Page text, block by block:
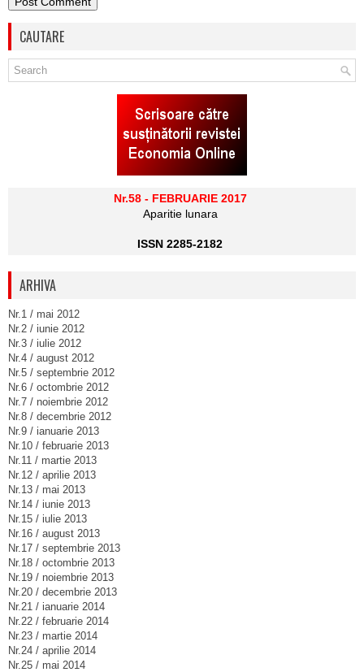
CAUTARE
Nr.58 - FEBRUARIE 2017
Aparitie lunara
ISSN 2285-2182
ARHIVA
Nr.1 / mai 2012
Nr.2 / iunie 2012
Nr.3 / iulie 2012
Nr.4 / august 2012
Nr.5 / septembrie 2012
Nr.6 / octombrie 2012
Nr.7 / noiembrie 2012
Nr.8 / decembrie 2012
Nr.9 / ianuarie 2013
Nr.10 / februarie 2013
Nr.11 / martie 2013
Nr.12 / aprilie 2013
Nr.13 / mai 2013
Nr.14 / iunie 2013
Nr.15 / iulie 2013
Nr.16 / august 2013
Nr.17 / septembrie 2013
Nr.18 / octombrie 2013
Nr.19 / noiembrie 2013
Nr.20 / decembrie 2013
Nr.21 / ianuarie 2014
Nr.22 / februarie 2014
Nr.23 / martie 2014
Nr.24 / aprilie 2014
Nr.25 / mai 2014